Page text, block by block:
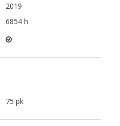
2019
6854 h
75 pk